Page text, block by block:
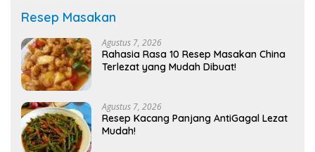
Resep Masakan
Agustus 7, 2026
Rahasia Rasa 10 Resep Masakan China
Terlezat yang Mudah Dibuat!
Agustus 7, 2026
Resep Kacang Panjang AntiGagal Lezat
Mudah!